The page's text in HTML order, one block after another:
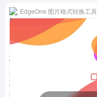
EdgeOne 图片格式转换工具